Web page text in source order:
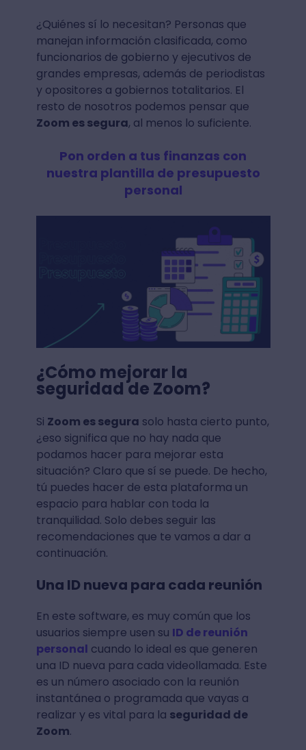
¿Quiénes sí lo necesitan? Personas que
manejan información clasificada, como
funcionarios de gobierno y ejecutivos de
grandes empresas, además de periodistas
y opositores a gobiernos totalitarios. El
resto de nosotros podemos pensar que
Zoom es segura, al menos lo suficiente.
Pon orden a tus finanzas con
nuestra plantilla de presupuesto
personal
¿Cómo mejorar la
seguridad de Zoom?
Si Zoom es segura solo hasta cierto punto,
¿eso significa que no hay nada que
podamos hacer para mejorar esta
situación? Claro que sí se puede. De hecho,
tú puedes hacer de esta plataforma un
espacio para hablar con toda la
tranquilidad. Solo debes seguir las
recomendaciones que te vamos a dar a
continuación.
Una ID nueva para cada reunión
En este software, es muy común que los
usuarios siempre usen su ID de reunión
personal cuando lo ideal es que generen
una ID nueva para cada videollamada. Este
es un número asociado con la reunión
instantánea o programada que vayas a
realizar y es vital para la seguridad de
Zoom.